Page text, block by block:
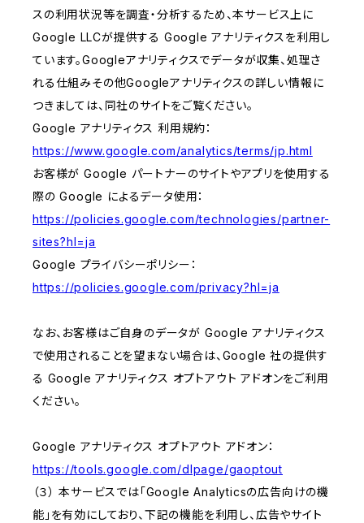
スの利用状況等を調査・分析するため、本サービス上に
Google LLCが提供する Google アナリティクスを利用し
ています。Googleアナリティクスでデータが収集、処理さ
れる仕組みその他Googleアナリティクスの詳しい情報に
つきましては、同社のサイトをご覧ください。
Google アナリティクス 利用規約：
https://www.google.com/analytics/terms/jp.html
お客様が Google パートナーのサイトやアプリを使用する
際の Google によるデータ使用：
https://policies.google.com/technologies/partner-
sites?hl=ja
Google プライバシーポリシー：
https://policies.google.com/privacy?hl=ja
なお、お客様はご自身のデータが Google アナリティクス
で使用されることを望まない場合は、Google 社の提供す
る Google アナリティクス オプトアウト アドオンをご利用
ください。
Google アナリティクス オプトアウト アドオン：
https://tools.google.com/dlpage/gaoptout
（３） 本サービスでは「Google Analyticsの広告向けの機
能」を有効にしており、下記の機能を利用し、広告やサイト